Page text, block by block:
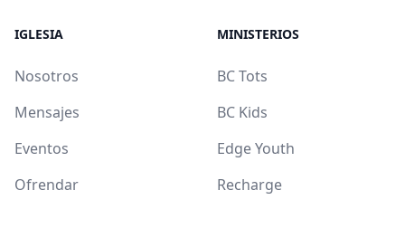
IGLESIA
Nosotros
Mensajes
Eventos
Ofrendar
MINISTERIOS
BC Tots
BC Kids
Edge Youth
Recharge